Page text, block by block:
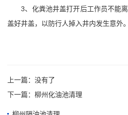
3、化粪池井盖打开后工作员不能离
盖好井盖，以防行人掉入井内发生意外。
上一篇：没有了
下一篇： 柳州化油池清理